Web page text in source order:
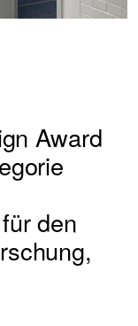
Award
den